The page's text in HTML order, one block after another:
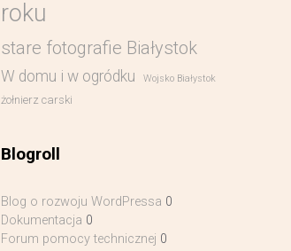
roku
stare fotografie Białystok
W domu i w ogródku Wojsko Białystok
żołnierz carski
Blogroll
Blog o rozwoju WordPressa 0
Dokumentacja 0
Forum pomocy technicznej 0